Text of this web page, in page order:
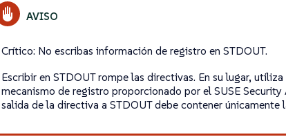
Crítico: No escribas información de registro en STDOUT.
Escribir en STDOUT rompe las directivas. En su lugar,
mecanismo de registro proporcionado por el SUSE
salida de la directiva a STDOUT debe contener únicamente